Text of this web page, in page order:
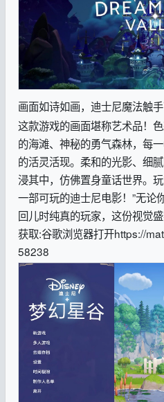
画面如诗如画，迪士尼魔法触
这款游戏的画面堪称艺术品！
的海滩、神秘的勇气森林，每
的活灵活现。柔和的光影、细
浸其中，仿佛置身童话世界。
一部可玩的迪士尼电影！”无论
回儿时纯真的玩家，这份视觉
获取:谷歌浏览器打开https://
58238